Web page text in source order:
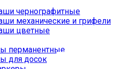
чернографитные
механические и грифели
цветные
перманентные
для досок